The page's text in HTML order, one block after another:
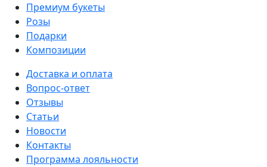
Премиум букеты
Розы
Подарки
Композиции
Доставка и оплата
Вопрос-ответ
Отзывы
Статьи
Новости
Контакты
Программа лояльности